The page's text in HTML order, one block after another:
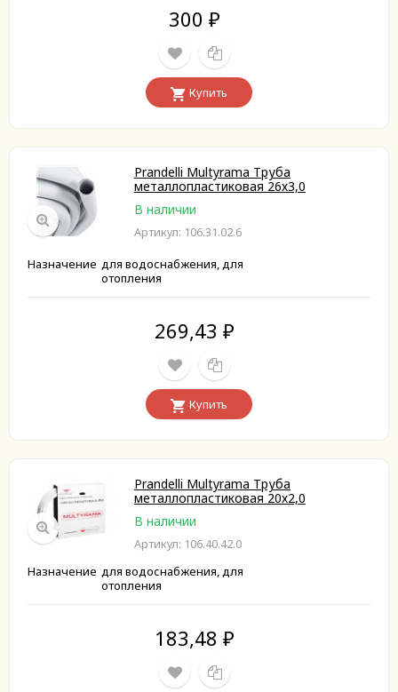
300 ₽
Купить
Prandelli Multyrama Труба
металлопластиковая 26х3,0
В наличии
Артикул: 106.31.02.6
Назначение для водоснабжения, для
отопления
269,43 ₽
Купить
Prandelli Multyrama Труба
металлопластиковая 20х2,0
В наличии
Артикул: 106.40.42.0
Назначение для водоснабжения, для
отопления
183,48 ₽